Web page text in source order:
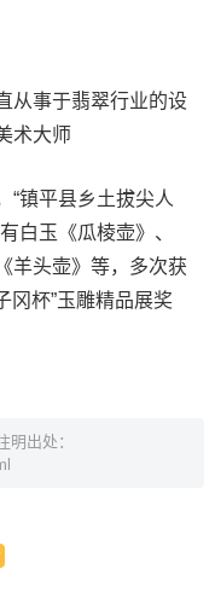
从事于翡翠行业的设
术大师
“镇平县乡土拔尖人
白玉《瓜棱壶》、
羊头壶》等，多次获
冈杯”玉雕精品展奖
出处：